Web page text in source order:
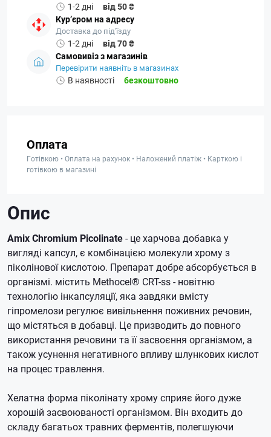
1-2 дні
від 50 ₴
Кур’єром на адресу
Доставка до під'їзду
1-2 дні
від 70 ₴
Самовивіз з магазинів
Перевірити наявніть в магазинах
В наявності безкоштовно
Оплата
Готівкою • Оплата на рахунок • Наложений платіж • Карткою і
готівкою в магазині
Опис
Amix Chromium Picolinate- це харчова добавка у
вигляді капсул, є комбінацією молекули хрому з
піколінової кислотою. Препарат добре абсорбується в
організмі. містить Methocel® CRT-ss - новітню
технологію інкапсуляції, яка завдяки вмісту
гіпромелози регулює вивільнення поживних речовин,
що містяться в добавці. Це призводить до повного
використання речовини та її засвоєння організмом, а
також усунення негативного впливу шлункових кислот
на процес травлення.
Хелатна форма піколінату хрому сприяє його дуже
хорошій засвоюваності організмом. Він входить до
складу багатьох травних ферментів, полегшуючи